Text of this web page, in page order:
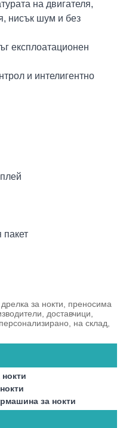
на двигателя,
нисък шум и без
експлоатационен
и интелигентно
за нокти, преносима
доставчици,
на склад,
за нокти